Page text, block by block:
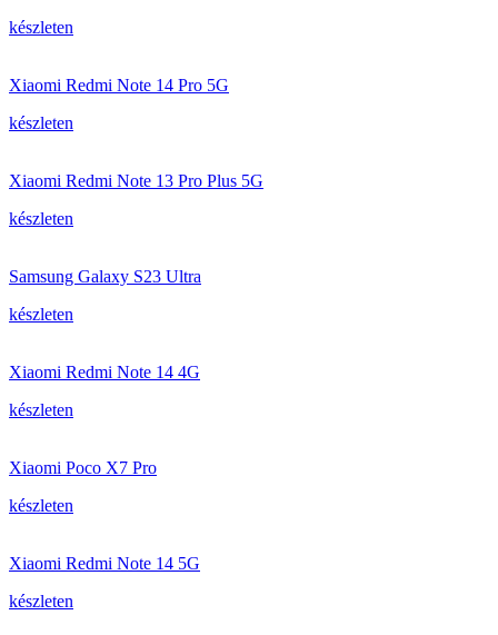
készleten
Xiaomi Redmi Note 14 Pro 5G
készleten
Xiaomi Redmi Note 13 Pro Plus 5G
készleten
Samsung Galaxy S23 Ultra
készleten
Xiaomi Redmi Note 14 4G
készleten
Xiaomi Poco X7 Pro
készleten
Xiaomi Redmi Note 14 5G
készleten